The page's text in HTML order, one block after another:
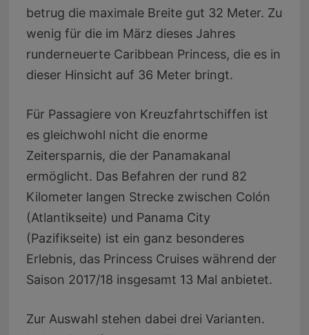
betrug die maximale Breite gut 32 Meter. Zu
wenig für die im März dieses Jahres
runderneuerte Caribbean Princess, die es in
dieser Hinsicht auf 36 Meter bringt.
Für Passagiere von Kreuzfahrtschiffen ist
es gleichwohl nicht die enorme
Zeitersparnis, die der Panamakanal
ermöglicht. Das Befahren der rund 82
Kilometer langen Strecke zwischen Colón
(Atlantikseite) und Panama City
(Pazifikseite) ist ein ganz besonderes
Erlebnis, das Princess Cruises während der
Saison 2017/18 insgesamt 13 Mal anbietet.
Zur Auswahl stehen dabei drei Varianten.